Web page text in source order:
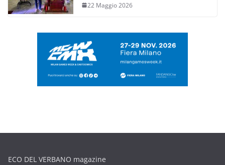
22 Maggio 2026
ECO DEL VERBANO magazine